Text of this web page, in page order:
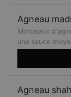
Agneau
Morceaux
une sauce
Agneau